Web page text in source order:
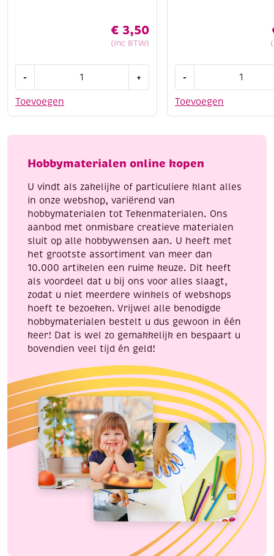
€ 3,50
(Inc BTW)
Toevoegen
-
viltpakketje,
+
Toevoegen
-
set
mix
Hobbymaterialen online kopen
U vindt als zakelijke of particuliere klant alles
in onze webshop, variërend van
hobbymaterialen tot Tekenmaterialen. Ons
aanbod met onmisbare creatieve materialen
sluit op alle hobbywensen aan. U heeft met
het grootste assortiment van meer dan
10.000 artikelen een ruime keuze. Dit heeft
als voordeel dat u bij ons voor alles slaagt,
zodat u niet meerdere winkels of webshops
hoeft te bezoeken. Vrijwel alle benodigde
hobbymaterialen bestelt u dus gewoon in één
keer! Dat is wel zo gemakkelijk en bespaart u
bovendien veel tijd én geld!